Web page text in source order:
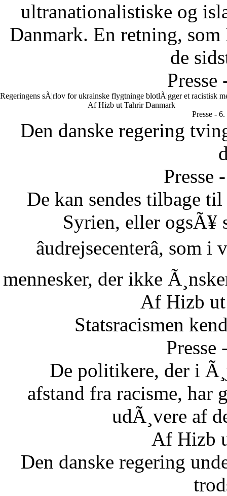
ultranationalistiske og
Danmark. En retning,
de
Regeringens sÃ¦rlov for ukrainske flygtninge blotlÃ¦gger et racistisk
Af Hizb ut Tahrir Danmark
Presse -
Den danske regering
Presse
De kan sendes tilbage
Syrien, eller ogsÃ¥
âudrejsecenterâ,
mennesker, der ikke
Af Hizb
Statsracismen
De politikere, der i
afstand fra racisme, har
udÃ¸vere af
Af Hizb
Den danske regering